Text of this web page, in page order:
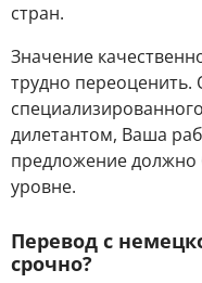
стран.
Значение
трудно переоценить.
дилетантом, Ваша
предложение
уровне.
Перевод с
срочно?